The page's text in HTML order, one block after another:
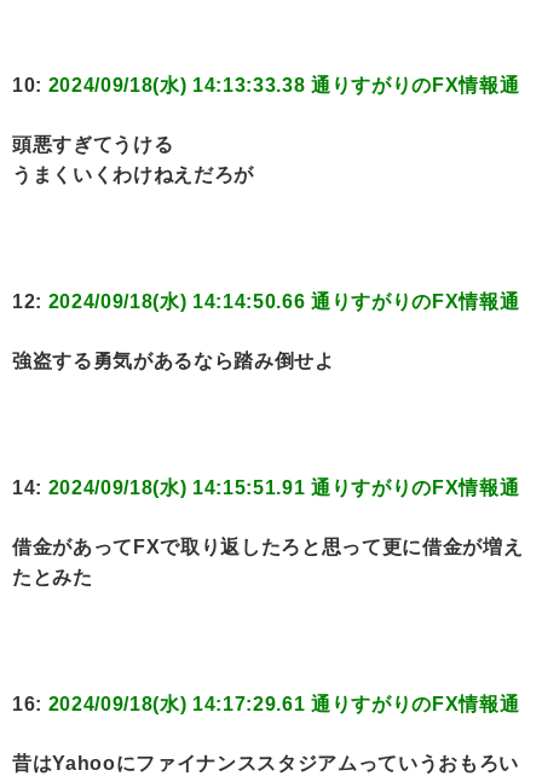
10: 2024/09/18(水) 14:13:33.38 通りすがりのFX情報通
頭悪すぎてうける
うまくいくわけねえだろが
12: 2024/09/18(水) 14:14:50.66 通りすがりのFX情報通
強盗する勇気があるなら踏み倒せよ
14: 2024/09/18(水) 14:15:51.91 通りすがりのFX情報通
借金があってFXで取り返したろと思って更に借金が増え
たとみた
16: 2024/09/18(水) 14:17:29.61 通りすがりのFX情報通
昔はYahooにファイナンススタジアムっていうおもろい